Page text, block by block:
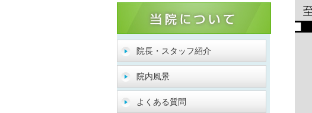
院長・スタッフ紹介
院内風景
よくある質問